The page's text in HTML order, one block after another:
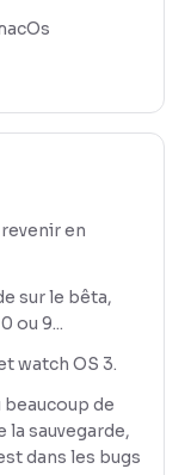
en
sur le bêta,
ou 9...
watch OS 3.
de
sauvegarde,
dans les bugs